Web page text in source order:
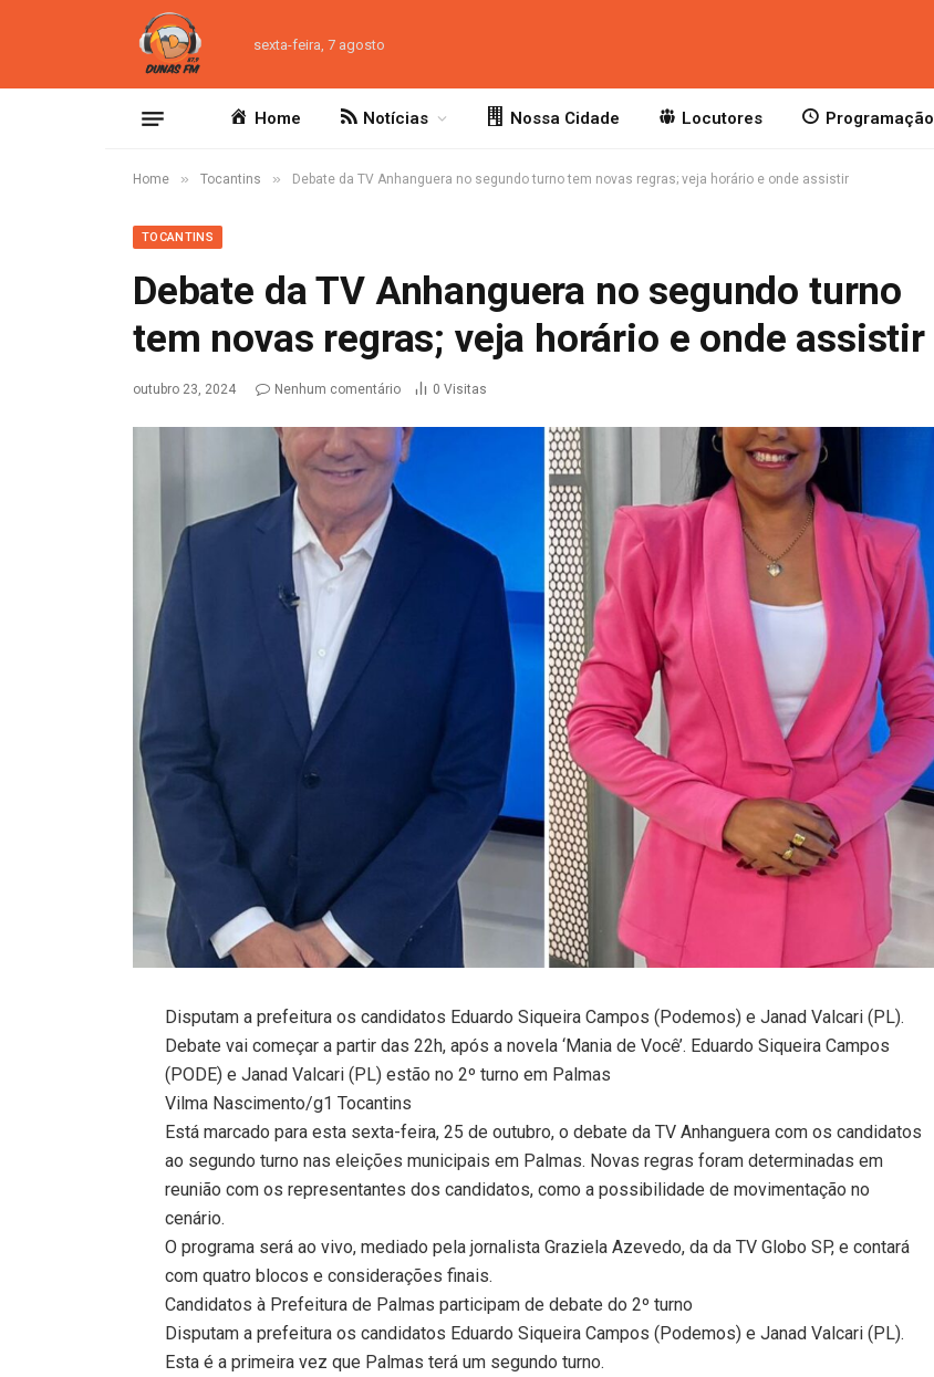
sexta-feira, 7 agosto
Home Notícias Nossa Cidade Locutores Programação
Home » Tocantins » Debate da TV Anhanguera no segundo turno tem novas regras; veja horário e onde assistir
TOCANTINS
Debate da TV Anhanguera no segundo turno
tem novas regras; veja horário e onde assistir
outubro 23, 2024 Nenhum comentário 0 Visitas
Disputam a prefeitura os candidatos Eduardo Siqueira Campos (Podemos) e Janad Valcari (PL).
Debate vai começar a partir das 22h, após a novela ‘Mania de Você’. Eduardo Siqueira Campos
(PODE) e Janad Valcari (PL) estão no 2º turno em Palmas
Vilma Nascimento/g1 Tocantins
Está marcado para esta sexta-feira, 25 de outubro, o debate da TV Anhanguera com os candidatos
ao segundo turno nas eleições municipais em Palmas. Novas regras foram determinadas em
reunião com os representantes dos candidatos, como a possibilidade de movimentação no
cenário.
O programa será ao vivo, mediado pela jornalista Graziela Azevedo, da da TV Globo SP, e contará
com quatro blocos e considerações finais.
Candidatos à Prefeitura de Palmas participam de debate do 2º turno
Disputam a prefeitura os candidatos Eduardo Siqueira Campos (Podemos) e Janad Valcari (PL).
Esta é a primeira vez que Palmas terá um segundo turno.